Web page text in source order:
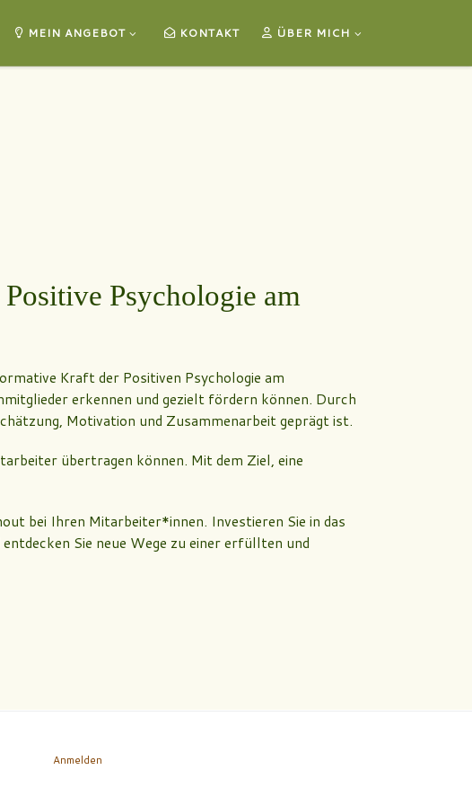
MEIN ANGEBOT KONTAKT ÜBER MICH
Psychologie am
Kraft der Positiven Psychologie am
erkennen und gezielt fördern können. Durch
Motivation und Zusammenarbeit geprägt ist.
übertragen können. Mit dem Ziel, eine
bei Ihren Mitarbeiter*innen. Investieren Sie in das
Sie neue Wege zu einer erfüllten und
Anmelden